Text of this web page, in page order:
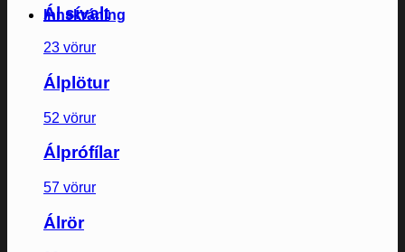
Innskráning
Ál sívalt
23 vörur
Álplötur
52 vörur
Álprófílar
57 vörur
Álrör